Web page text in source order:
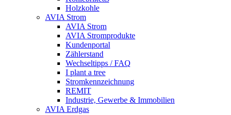
Holzkohle
AVIA Strom
AVIA Strom
AVIA Stromprodukte
Kundenportal
Zählerstand
Wechseltipps / FAQ
I plant a tree
Stromkennzeichnung
REMIT
Industrie, Gewerbe & Immobilien
AVIA Erdgas